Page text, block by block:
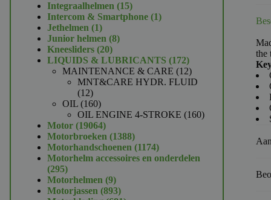
the
producten
Integraalhelmen 1515
producten
Intercom & Smartphone 11
Jethelmen 11
product
Junior helmen 88
Kneesliders 2020
producten
LIQUIDS & LUBRICANTS 172172
producten
MAINTENANCE & CARE 1212
producten
MNT&CARE HYDR. FLUID
1212
producten
OIL 160160
producten
OIL ENGINE 4-STROKE 160160
Motor 1906419064
producten
Motorbroeken 13881388
producten
Motorhandschoenen 11741174
producten
Motorhelm accessoires en onderdelen
295295
producten
Motorhelmen 99
producten
Motorjassen 893893